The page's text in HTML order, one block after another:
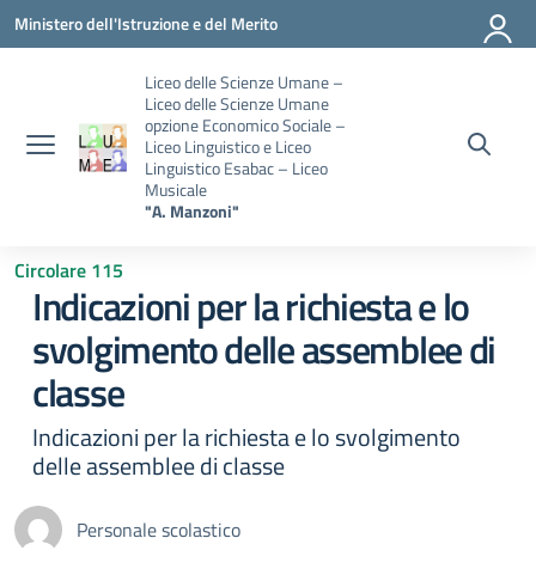
Vai ai contenuti
Vai al menu di navigazione
Vai al footer
Ministero dell'Istruzione e del Merito
Liceo delle Scienze Umane –
Liceo delle Scienze Umane
opzione Economico Sociale –
Liceo Linguistico e Liceo
Linguistico Esabac – Liceo
Musicale
"A. Manzoni"
Circolare 115
Indicazioni per la richiesta e lo
svolgimento delle assemblee di
classe
Indicazioni per la richiesta e lo svolgimento
delle assemblee di classe
Personale scolastico